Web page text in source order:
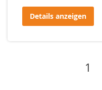
Details anzeigen
1